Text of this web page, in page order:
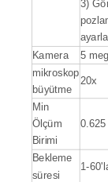
3)
Kamera
5
mikroskop
büyütme
20x
Min
Ölçüm
Birimi
0.625
Bekleme
süresi
1-